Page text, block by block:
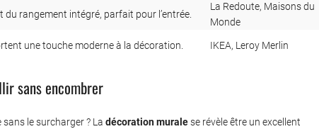
du rangement intégré, parfait pour l’entrée.
La Redoute, Maisons du
Monde
une touche moderne à la décoration. IKEA, Leroy Merlin
sans encombrer
le surcharger ? La décoration muralese révèle être un excellent